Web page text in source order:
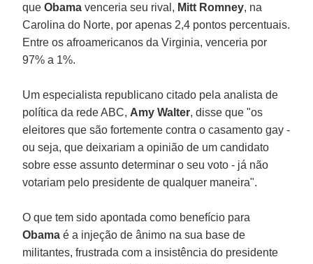
queObamavenceria seu rival, Mitt Romney, na
Carolina do Norte, por apenas 2,4 pontos percentuais.
Entre os afroamericanos da Virginia, venceria por
97% a 1%.
Um especialista republicano citado pela analista de
política da rede ABC, Amy Walter, disse que "os
eleitores que são fortemente contra o casamento gay -
ou seja, que deixariam a opinião de um candidato
sobre esse assunto determinar o seu voto - já não
votariam pelo presidente de qualquer maneira".
O que tem sido apontada como benefício para
Obamaé a injeção de ânimo na sua base de
militantes, frustrada com a insistência do presidente